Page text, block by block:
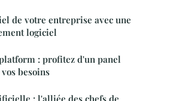
de votre entreprise avec une
logiciel
: profitez d'un panel
besoins